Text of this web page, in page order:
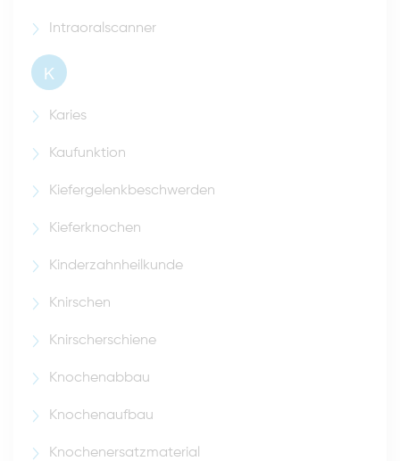
Intraoralscanner
K
Karies
Kaufunktion
Kiefergelenkbeschwerden
Kieferknochen
Kinderzahnheilkunde
Knirschen
Knirscherschiene
Knochenabbau
Knochenaufbau
Knochenersatzmaterial